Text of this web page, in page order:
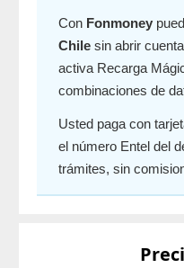
Con Fonmoney
Chile sin abrir
activa Recarga
combinaciones de
Usted paga con
el número Entel del
trámites, sin